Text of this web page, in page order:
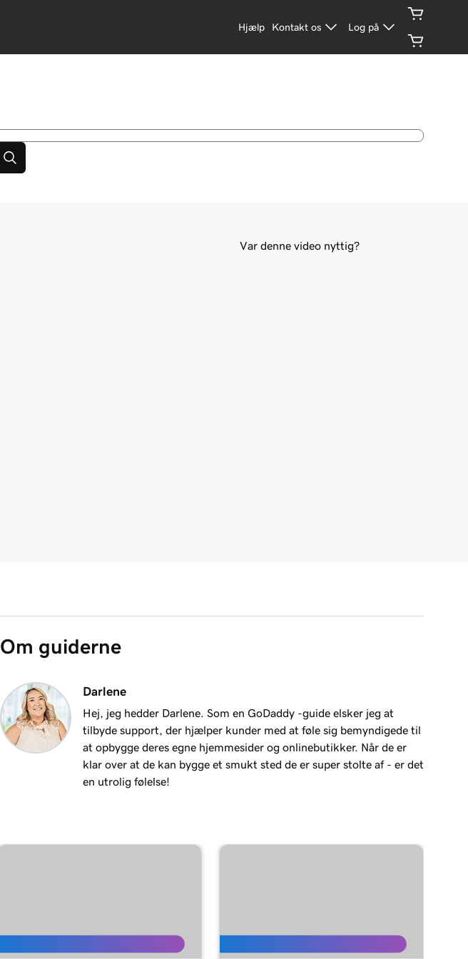
Hjælp Kontakt os Log på
Var denne video nyttig?
Om guiderne
Darlene
Hej, jeg hedder Darlene. Som en GoDaddy -guide elsker jeg at
tilbyde support, der hjælper kunder med at føle sig bemyndigede til
at opbygge deres egne hjemmesider og onlinebutikker. Når de er
klar over at de kan bygge et smukt sted de er super stolte af - er det
en utrolig følelse!